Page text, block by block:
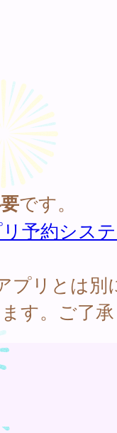
です。
予約シス
プリとは別
す。ご了